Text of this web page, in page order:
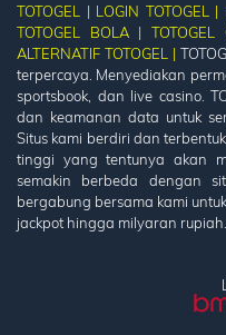
TOTOGEL | LOGIN TOTOGEL |
TOTOGEL BOLA |
ALTERNATIF TOTOGEL |
terpercaya. Menyediakan
sportsbook, dan live casino.
dan keamanan data untuk
Situs kami berdiri dan
tinggi yang tentunya akan
semakin berbeda dengan
bergabung bersama kami
jackpot hingga milyaran rupiah.